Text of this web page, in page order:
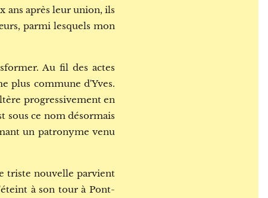
ans après leur union, ils
parmi lesquels mon
Au fil des actes
plus commune d'Yves.
progressivement en
sous ce nom désormais
un patronyme venu
triste nouvelle parvient
à son tour à Pont-